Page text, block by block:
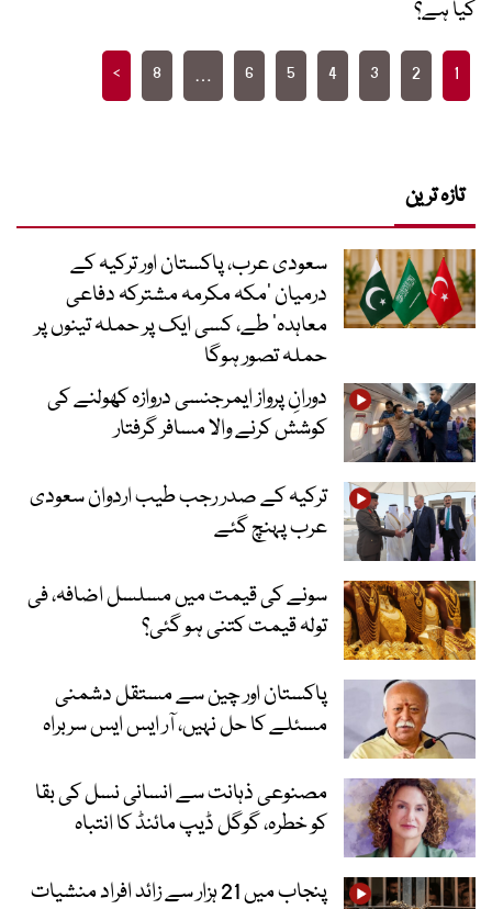
کیا ہے؟
Posts
pagination
1
2
3
4
5
6
…
8
>
تازہ ترین
سعودی عرب، پاکستان اور ترکیہ کے
درمیان ’مکہ مکرمہ مشترکہ دفاعی
معاہدہ‘ طے، کسی ایک پر حملہ تینوں پر
حملہ تصور ہوگا
دورانِ پرواز ایمرجنسی دروازہ کھولنے کی
کوشش کرنے والا مسافر گرفتار
ترکیہ کے صدر رجب طیب اردوان سعودی
عرب پہنچ گئے
سونے کی قیمت میں مسلسل اضافہ، فی
تولہ قیمت کتنی ہو گئی؟
پاکستان اور چین سے مستقل دشمنی
مسئلے کا حل نہیں، آر ایس ایس سربراہ
مصنوعی ذہانت سے انسانی نسل کی بقا
کو خطرہ، گوگل ڈیپ مائنڈ کا انتباہ
پنجاب میں 21 ہزار سے زائد افراد منشیات